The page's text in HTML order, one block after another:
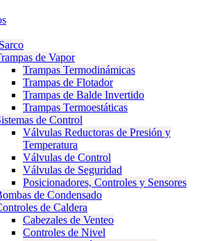
de Vapor
Trampas Termodinámicas
Trampas de Flotador
Trampas de Balde Invertido
Trampas Termoestáticas
de Control
Válvulas Reductoras de Presión y
Temperatura
Válvulas de Control
Válvulas de Seguridad
Posicionadores, Controles y Sensores
de Condensado
de Caldera
Cabezales de Venteo
Controles de Nivel